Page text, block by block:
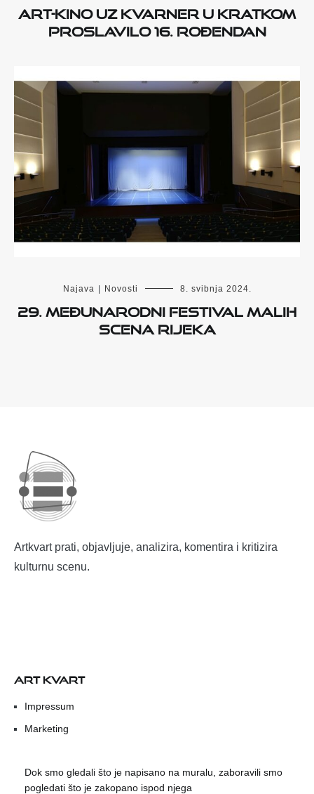
Art-kino uz Kvarner u kratkom
proslavilo 16. rođendan
Najava Novosti 8. svibnja 2024.
29. Međunarodni festival malih
scena Rijeka
Artkvart prati, objavljuje, analizira, komentira i kritizira
kulturnu scenu.
ART KVART
Impressum
Marketing
Dok smo gledali što je napisano na muralu, zaboravili smo
pogledati što je zakopano ispod njega